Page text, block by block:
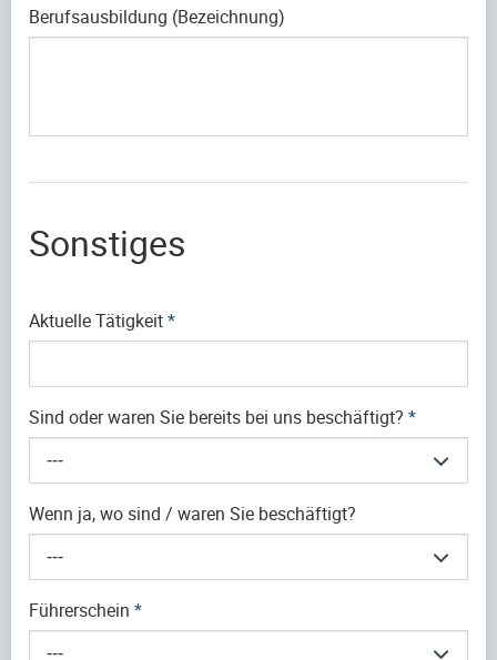
Berufsausbildung (Bezeichnung)
Sonstiges
Aktuelle Tätigkeit*
Sind oder waren Sie bereits bei uns beschäftigt? *
---
Wenn ja, wo sind / waren Sie beschäftigt?
---
Führerschein *
---